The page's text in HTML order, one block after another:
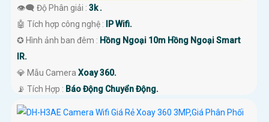
👁️‍🗨 Độ Phân giải : 3k .
🤖️ Tích hợp công nghệ : IP Wifi.
✪ Hình ảnh ban đêm : Hồng Ngoại 10m Hồng Ngoại Smart
IR.
💎 Mẫu Camera Xoay 360.
️📡 Tích Hợp : Báo Động Chuyển Động.